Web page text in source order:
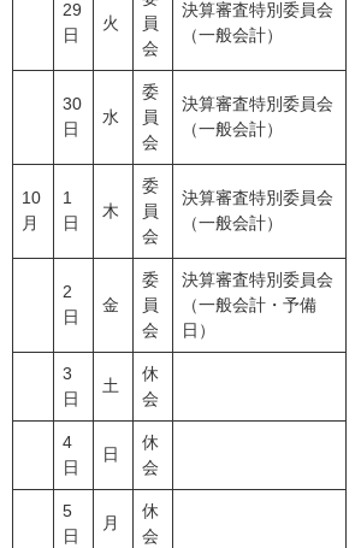
29
日
火
員
会
決算審査特別委員会
（一般会計）
30
日
水
委
員
会
決算審査特別委員会
（一般会計）
10
月
1
日
木
委
員
会
決算審査特別委員会
（一般会計）
2
日
金
委
員
会
決算審査特別委員会
（一般会計・予備
日）
3
日
土
休
会
4
日
日
休
会
5
日
月
休
会